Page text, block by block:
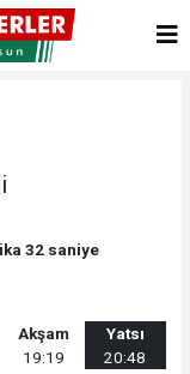
32 saniye
Akşam
19:19
Yatsı
20:48